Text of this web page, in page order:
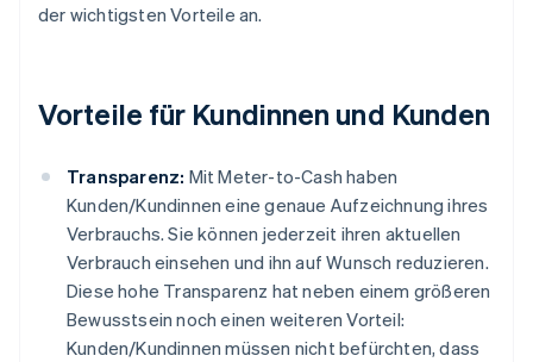
der wichtigsten Vorteile an.
Vorteile für Kundinnen und Kunden
Transparenz: Mit Meter-to-Cash haben
Kunden/Kundinnen eine genaue Aufzeichnung ihres
Verbrauchs. Sie können jederzeit ihren aktuellen
Verbrauch einsehen und ihn auf Wunsch reduzieren.
Diese hohe Transparenz hat neben einem größeren
Bewusstsein noch einen weiteren Vorteil:
Kunden/Kundinnen müssen nicht befürchten, dass